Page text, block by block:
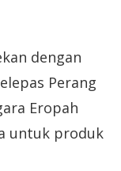
dengan
Perang
Eropah
untuk produk